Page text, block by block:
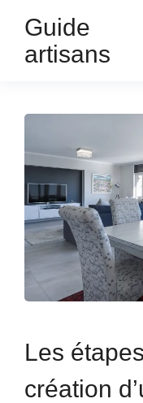
Guide
artisans
Les
création